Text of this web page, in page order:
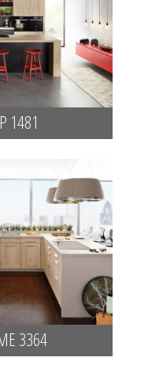
1481
3364